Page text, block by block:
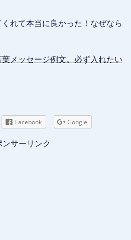
くれて本当に良かった！なぜなら
メッセージ例文。必ず入れたい
Facebook Google
ンサーリンク